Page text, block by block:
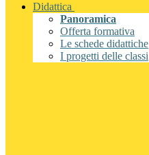
Didattica
Panoramica
Offerta formativa
Le schede didattiche
I progetti delle classi